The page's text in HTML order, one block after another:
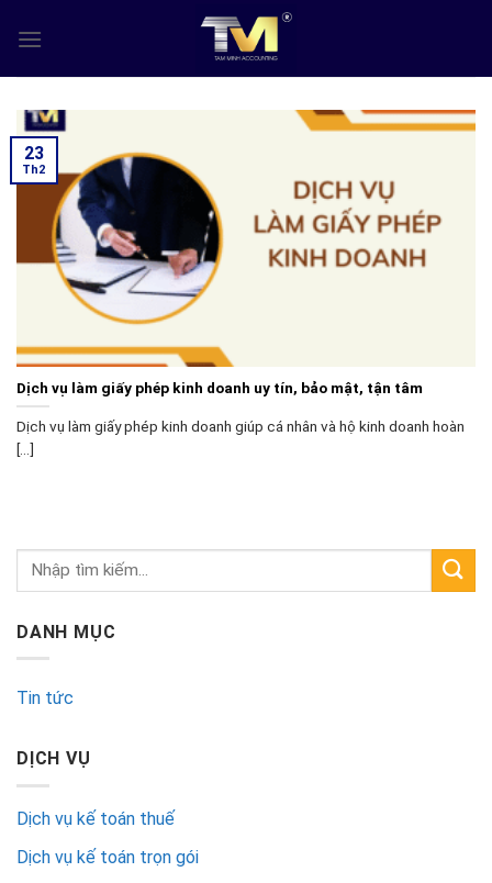
Dịch vụ làm giấy phép kinh doanh uy tín, bảo mật, tận tâm
Dịch vụ làm giấy phép kinh doanh giúp cá nhân và hộ kinh doanh hoàn
[...]
23
Th2
DANH MỤC
Tin tức
DỊCH VỤ
Dịch vụ kế toán thuế
Dịch vụ kế toán trọn gói